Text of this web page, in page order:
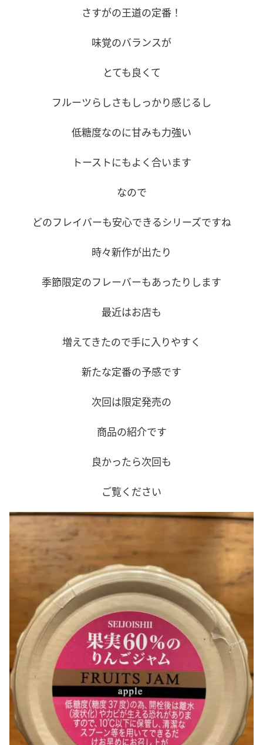
さすがの王道の定番！
味覚のバランスが
とても良くて
フルーツらしさもしっかり感じるし
低糖度なのに甘みも力強い
トーストにもよく合います
なので
どのフレイバーも安心できるシリーズですね
時々新作が出たり
季節限定のフレーバーもあったりします
最近はお店も
増えてきたので手に入りやすく
新たな定番の予感です
次回は限定発売の
商品の紹介です
良かったら次回も
ご覧ください